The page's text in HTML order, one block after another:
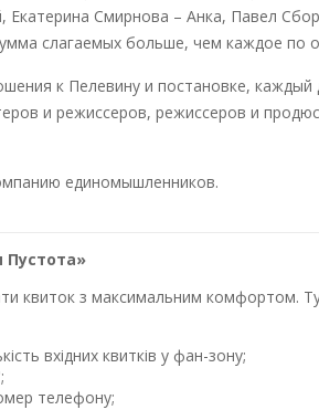
Екатерина Смирнова – Анка, Павел
слагаемых больше, чем каждое по
к Пелевину и постановке,
и режиссеров, режиссеров и
единомышленников.
Пустота»
квиток з максимальним комфортом.
вхідних квитків у фан-зону;
телефону;